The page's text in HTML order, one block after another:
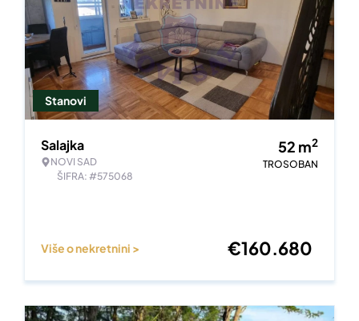
Stanovi
Salajka
NOVI SAD
ŠIFRA: #575068
52 m2
TROSOBAN
Više o nekretnini > €160.680